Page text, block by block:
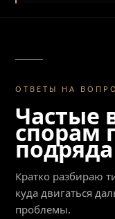
ОТВЕТЫ НА
Частые
спорам
подряда
Кратко разбираю
куда двигаться
проблемы.